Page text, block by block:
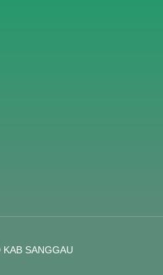
SANGGAU